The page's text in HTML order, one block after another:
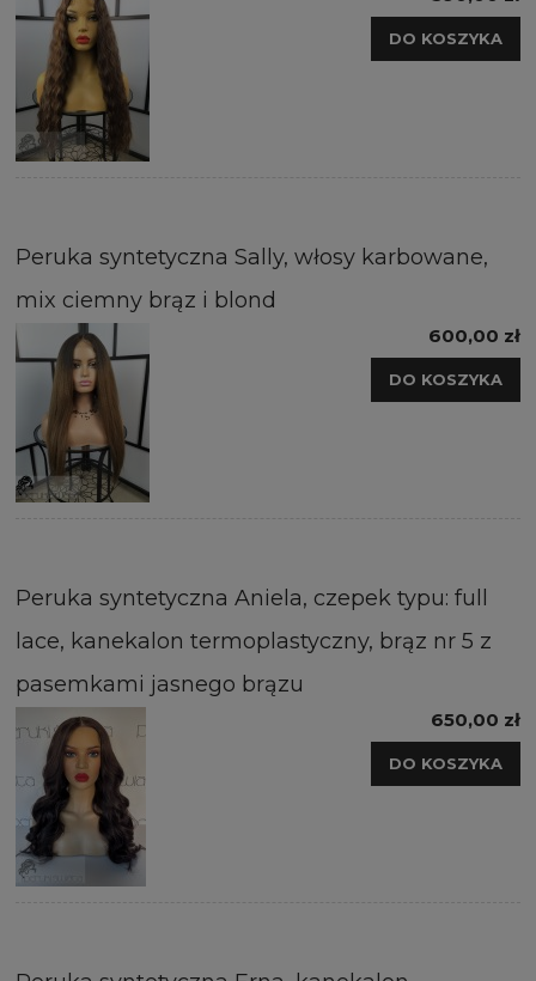
DO KOSZYKA
Peruka syntetyczna Sally, włosy karbowane,
mix ciemny brąz i blond
600,00 zł
DO KOSZYKA
Peruka syntetyczna Aniela, czepek typu: full
lace, kanekalon termoplastyczny, brąz nr 5 z
pasemkami jasnego brązu
650,00 zł
DO KOSZYKA